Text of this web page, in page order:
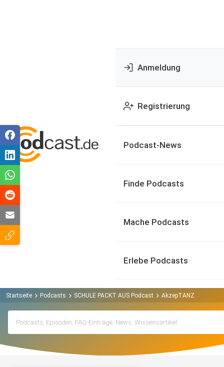
Anmeldung
Registrierung
Podcast-News
Finde Podcasts
Mache Podcasts
Erlebe Podcasts
Startseite Podcasts SCHULE PACKT AUS Podcast AkzepTANZ